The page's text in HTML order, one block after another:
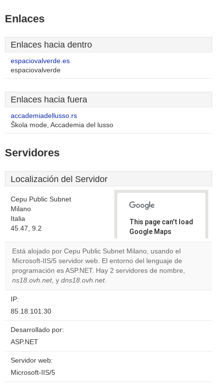
Enlaces
Enlaces hacia dentro
espaciovalverde.es
espaciovalverde
Enlaces hacia fuera
accademiadellusso.rs
Škola mode, Accademia del lusso
Servidores
Localización del Servidor
Cepu Public Subnet
Milano
Italia
45.47, 9.2
This page can't load
Google Maps
correctly.
Do you
own this
Está alojado por Cepu Public Subnet Milano, usando el
Microsoft-IIS/5 servidor web. El entorno del lenguaje de
programación es ASP.NET. Hay 2 servidores de nombre,
ns18.ovh.net, y dns18.ovh.net.
IP:
85.18.101.30
Desarrollado por:
ASP.NET
Servidor web:
Microsoft-IIS/5